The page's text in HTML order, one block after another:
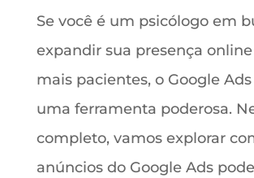
Se você é um psicólogo em
expandir sua presença
mais pacientes, o Google
uma ferramenta poderosa.
completo, vamos explorar
anúncios do Google Ads